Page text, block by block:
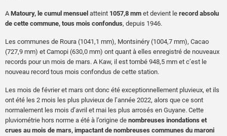
AMatoury, le cumul mensuel atteint 1057,8 mm et devient le record absolu
de cette commune, tous mois confondus, depuis 1946.
Les communes de Roura (1041,1 mm), Montsinéry (1004,7 mm), Cacao
(727,9 mm) et Camopi (630,0 mm) ont quant à elles enregistré de nouveaux
records pour un mois de mars. A Kaw, il est tombé 948,5 mm et c’est le
nouveau record tous mois confondus de cette station.
Les mois de février et mars ont donc été exceptionnellement pluvieux, et ils
ont été les 2 mois les plus pluvieux de l’année 2022, alors que ce sont
normalement les mois d’avril et mai les plus arrosés en Guyane. Cette
pluviométrie hors norme a été à l’origine de nombreuses inondations et
crues au mois de mars, impactant de nombreuses communes du maroni